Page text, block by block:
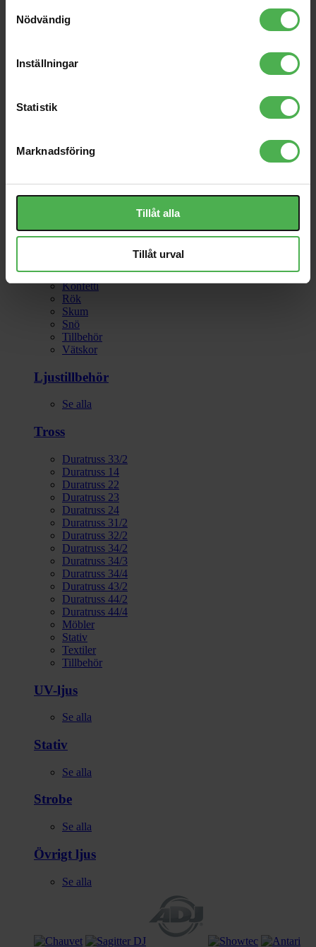
Nödvändig
Inställningar
Statistik
Marknadsföring
Tillåt alla
Tillåt urval
Movingheads
Rep
Spegelbollar
Bubbel
Fläktar
Konfetti
Rök
Skum
Snö
Tillbehör
Vätskor
Ljustillbehör
Se alla
Tross
Duratruss 33/2
Duratruss 14
Duratruss 22
Duratruss 23
Duratruss 24
Duratruss 31/2
Duratruss 32/2
Duratruss 34/2
Duratruss 34/3
Duratruss 34/4
Duratruss 43/2
Duratruss 44/2
Duratruss 44/4
Möbler
Stativ
Textiler
Tillbehör
UV-ljus
Se alla
Stativ
Se alla
Strobe
Se alla
Övrigt ljus
Se alla